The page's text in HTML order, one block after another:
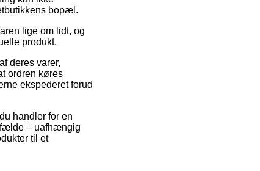
bopæl.
lige om lidt, og
produkt.
deres varer,
ordren køres
ekspederet forud
handler for en
– uafhængig
til et